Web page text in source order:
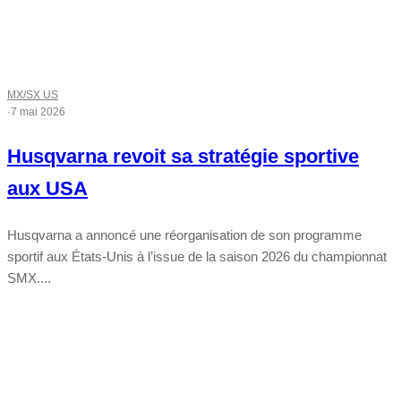
MX/SX US
·7 mai 2026
Husqvarna revoit sa stratégie sportive
aux USA
Husqvarna a annoncé une réorganisation de son programme
sportif aux États-Unis à l’issue de la saison 2026 du championnat
SMX....